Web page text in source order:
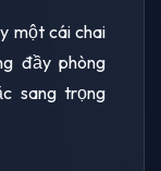
một cái chai
đầy phòng
sang trọng